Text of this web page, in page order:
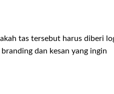
tas tersebut harus diberi
dan kesan yang ingin